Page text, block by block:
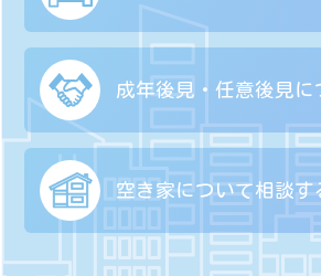
成年後見・任意後見に
空き家について相談す